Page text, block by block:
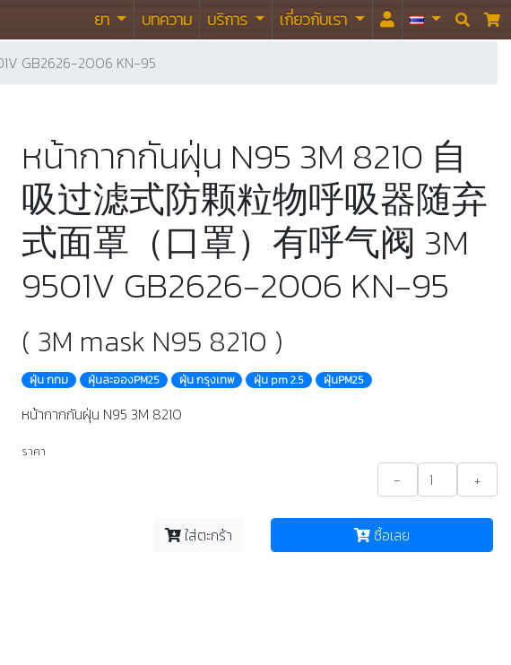
ยา บทความ บริการ เกี่ยวกับเรา  
GB2626-2006 KN-95
หน้ากากกันฝุ่น N95 3M 8210 自
吸过滤式防颗粒物呼吸器随弃
式面罩（口罩）有呼气阀 3M
9501V GB2626-2006 KN-95
( 3M mask N95 8210 )
ฝุ่น กทม ฝุ่นละอองPM25 ฝุ่น กรุงเทพ ฝุ่น pm 2.5 ฝุ่นPM25
หน้ากากกันฝุ่น N95 3M 8210
ราคา
- +
ใส่ตะกร้า ซื้อเลย